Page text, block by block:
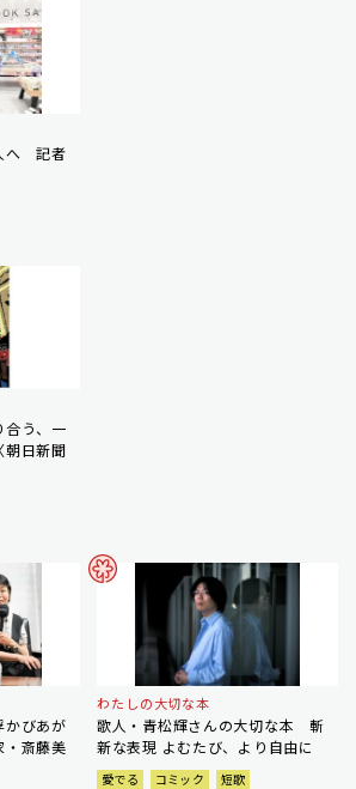
へ 記者
う、一
日新聞
びあが
斎藤美
わたしの大切な本
歌人・青松輝さんの大切な本 斬
新な表現 よむたび、より自由に
愛でる コミック 短歌